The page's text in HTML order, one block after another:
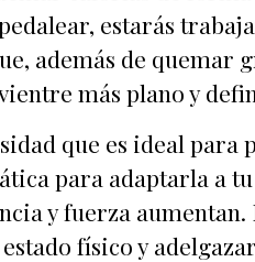
estarás
además de quemar
más plano y
que es ideal para
para adaptarla a
y fuerza aumentan.
físico y